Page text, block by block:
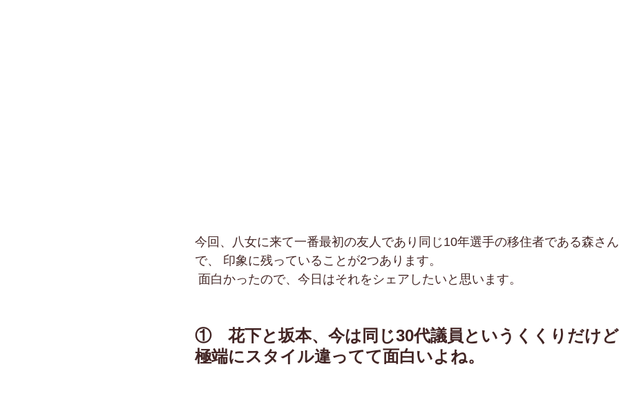
今回、八女に来て一番最初の友人であり同じ10年選手の移住者である森さ
で、 印象に残っていることが2つあります。
面白かったので、今日はそれをシェアしたいと思います。
①　花下と坂本、今は同じ30代議員というくくりだけ
極端にスタイル違ってて面白いよね。